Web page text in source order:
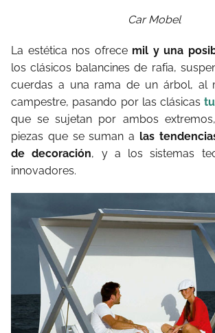
Car Mobel
La estética nos ofrece mil y una
los clásicos balancines de rafia,
cuerdas a una rama de un árbol, al
campestre, pasando por las clásicas
que se sujetan por ambos
piezas que se suman a las
de decoración, y a los sistemas
innovadores.